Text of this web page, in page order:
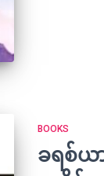
BOOKS
ခရစ်ယ